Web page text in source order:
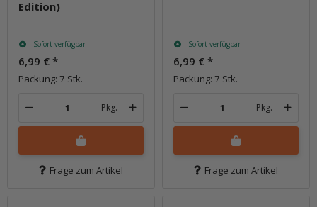
Edition)
Sofort verfügbar
6,99 € *
Packung: 7 Stk.
Pkg.
Frage zum Artikel
Sofort verfügbar
6,99 € *
Packung: 7 Stk.
Pkg.
Frage zum Artikel